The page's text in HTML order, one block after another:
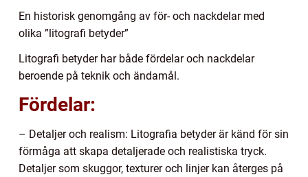
En historisk genomgång av för- och nackdelar med
olika ”litografi betyder”
Litografi betyder har både fördelar och nackdelar
beroende på teknik och ändamål.
Fördelar:
– Detaljer och realism: Litografia betyder är känd för sin
förmåga att skapa detaljerade och realistiska tryck.
Detaljer som skuggor, texturer och linjer kan återges på